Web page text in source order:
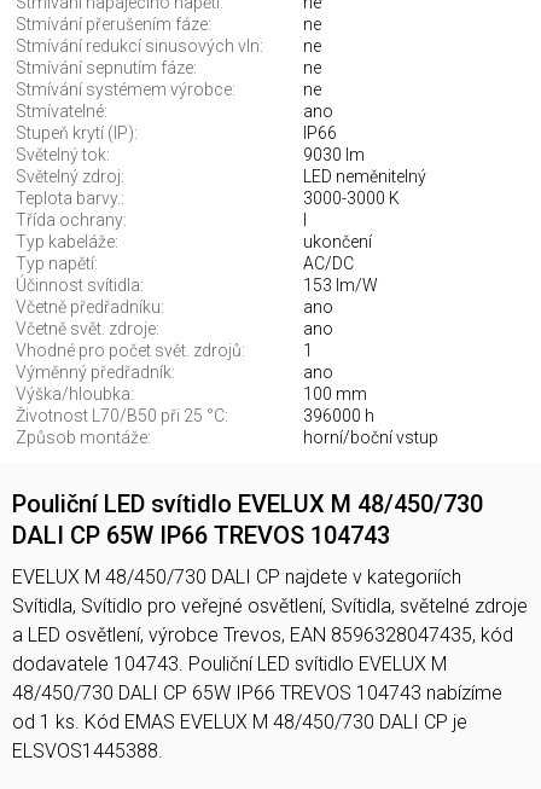
Stmívání přerušením fáze:
ne
Stmívání redukcí sinusových vln:
ne
Stmívání sepnutím fáze:
ne
Stmívání systémem výrobce:
ne
Stmívatelné:
ano
Stupeň krytí (IP):
IP66
Světelný tok:
9030 lm
Světelný zdroj:
LED neměnitelný
Teplota barvy.:
3000-3000 K
Třída ochrany:
Typ kabeláže:
ukončení
Typ napětí:
AC/DC
Účinnost svítidla:
153 lm/W
Včetně předřadníku:
ano
Včetně svět. zdroje:
ano
Vhodné pro počet svět. zdrojů:
1
Výměnný předřadník:
ano
Výška/hloubka:
100 mm
Životnost L70/B50 při 25 °C:
396000 h
Způsob montáže:
horní/boční vstup
Pouliční LED svítidlo EVELUX M 48/450/730
DALI CP 65W IP66 TREVOS 104743
EVELUX M 48/450/730 DALI CP najdete v kategoriích
Svítidla, Svítidlo pro veřejné osvětlení, Svítidla, světelné zdroje
a LED osvětlení, výrobce Trevos, EAN 8596328047435, kód
dodavatele 104743. Pouliční LED svítidlo EVELUX M
48/450/730 DALI CP 65W IP66 TREVOS 104743 nabízíme
od 1 ks. Kód EMAS EVELUX M 48/450/730 DALI CP je
ELSVOS1445388.